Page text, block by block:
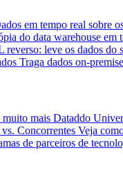
em tempo real sobre
do data warehouse em
reverso: leve os dados do
Traga dados on-
muito mais Dataddo
Concorrentes Veja
de parceiros de